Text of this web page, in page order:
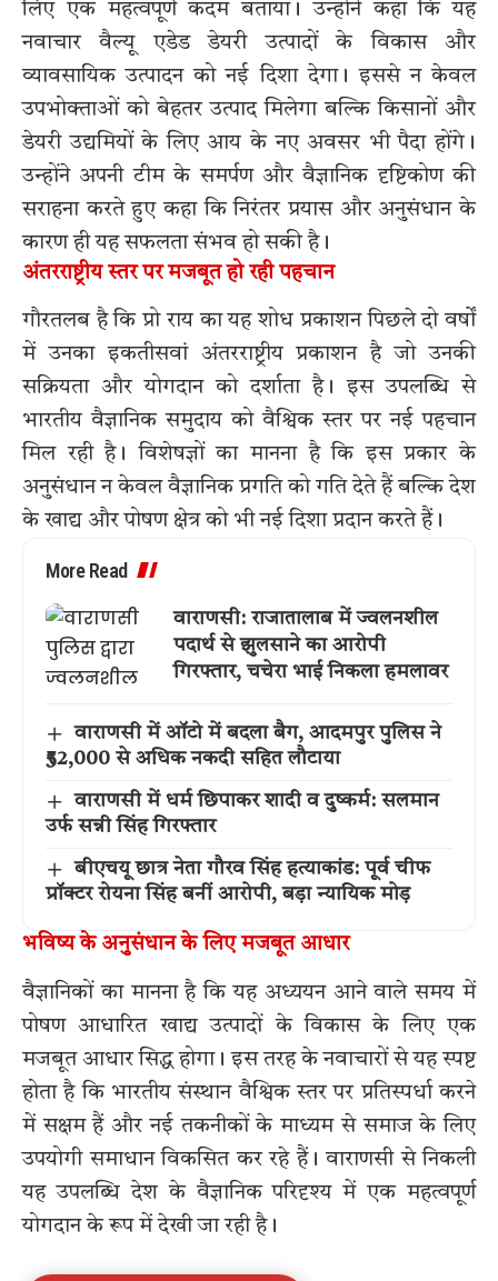
लिए एक महत्वपूर्ण कदम बताया। उन्होंने कहा कि यह
नवाचार वैल्यू एडेड डेयरी उत्पादों के विकास और
व्यावसायिक उत्पादन को नई दिशा देगा। इससे न केवल
उपभोक्ताओं को बेहतर उत्पाद मिलेगा बल्कि किसानों और
डेयरी उद्यमियों के लिए आय के नए अवसर भी पैदा होंगे।
उन्होंने अपनी टीम के समर्पण और वैज्ञानिक दृष्टिकोण की
सराहना करते हुए कहा कि निरंतर प्रयास और अनुसंधान के
कारण ही यह सफलता संभव हो सकी है।
अंतरराष्ट्रीय स्तर पर मजबूत हो रही पहचान
गौरतलब है कि प्रो राय का यह शोध प्रकाशन पिछले दो वर्षों
में उनका इकतीसवां अंतरराष्ट्रीय प्रकाशन है जो उनकी
सक्रियता और योगदान को दर्शाता है। इस उपलब्धि से
भारतीय वैज्ञानिक समुदाय को वैश्विक स्तर पर नई पहचान
मिल रही है। विशेषज्ञों का मानना है कि इस प्रकार के
अनुसंधान न केवल वैज्ञानिक प्रगति को गति देते हैं बल्कि देश
के खाद्य और पोषण क्षेत्र को भी नई दिशा प्रदान करते हैं।
More Read
वाराणसी: राजातालाब में ज्वलनशील
पदार्थ से झुलसाने का आरोपी
गिरफ्तार, चचेरा भाई निकला हमलावर
वाराणसी में ऑटो में बदला बैग, आदमपुर पुलिस ने
₹52,000 से अधिक नकदी सहित लौटाया
वाराणसी में धर्म छिपाकर शादी व दुष्कर्म: सलमान
उर्फ सन्नी सिंह गिरफ्तार
बीएचयू छात्र नेता गौरव सिंह हत्याकांड: पूर्व चीफ
प्रॉक्टर रोयना सिंह बनीं आरोपी, बड़ा न्यायिक मोड़
भविष्य के अनुसंधान के लिए मजबूत आधार
वैज्ञानिकों का मानना है कि यह अध्ययन आने वाले समय में
पोषण आधारित खाद्य उत्पादों के विकास के लिए एक
मजबूत आधार सिद्ध होगा। इस तरह के नवाचारों से यह स्पष्ट
होता है कि भारतीय संस्थान वैश्विक स्तर पर प्रतिस्पर्धा करने
में सक्षम हैं और नई तकनीकों के माध्यम से समाज के लिए
उपयोगी समाधान विकसित कर रहे हैं। वाराणसी से निकली
यह उपलब्धि देश के वैज्ञानिक परिदृश्य में एक महत्वपूर्ण
योगदान के रूप में देखी जा रही है।